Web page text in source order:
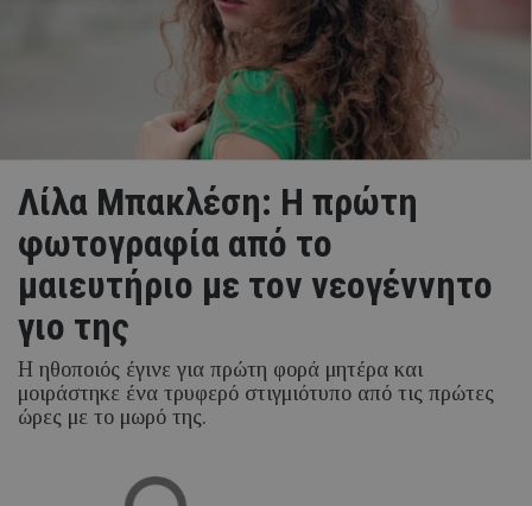
Λίλα Μπακλέση: Η πρώτη
φωτογραφία από το
μαιευτήριο με τον νεογέννητο
γιο της
Η ηθοποιός έγινε για πρώτη φορά μητέρα και
μοιράστηκε ένα τρυφερό στιγμιότυπο από τις πρώτες
ώρες με το μωρό της.